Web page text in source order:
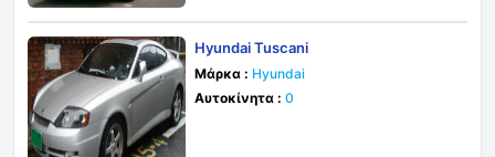
Hyundai Tuscani
Μάρκα : Hyundai
Αυτοκίνητα : 0